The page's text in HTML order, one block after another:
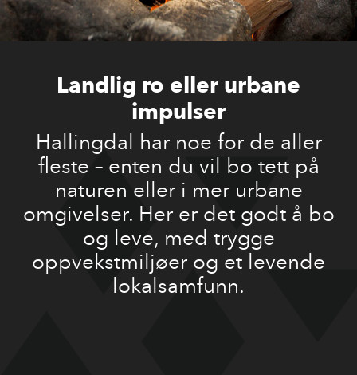
Landlig ro eller urbane
impulser
Hallingdal har noe for de aller
fleste – enten du vil bo tett på
naturen eller i mer urbane
omgivelser. Her er det godt å bo
og leve, med trygge
oppvekstmiljøer og et levende
lokalsamfunn.